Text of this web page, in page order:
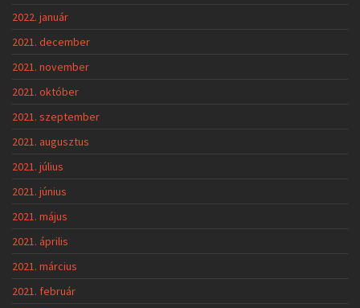
2022. január
2021. december
2021. november
2021. október
2021. szeptember
2021. augusztus
2021. július
2021. június
2021. május
2021. április
2021. március
2021. február